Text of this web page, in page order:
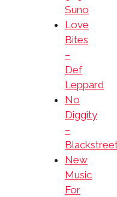
Suno
Love
Bites
–
Def
Leppard
No
Diggity
–
New
Music
For